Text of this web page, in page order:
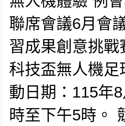
聯席會議6月會
習成果創意挑
科技盃無人機
動日期：115年
時至下午5時。